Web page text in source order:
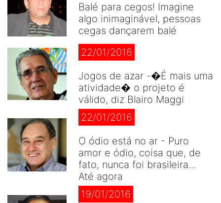
Balé para cegos! Imagine
algo inimaginável, pessoas
cegas dançarem balé
22/01/2016
Jogos de azar -�É mais uma
atividade� o projeto é
válido, diz Blairo Maggi
22/01/2016
O ódio está no ar - Puro
amor e ódio, coisa que, de
fato, nunca foi brasileira...
Até agora
19/01/2016